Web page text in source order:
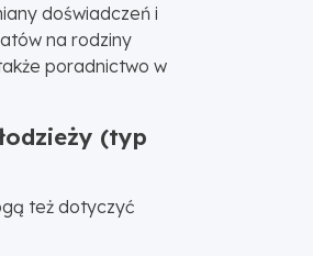
doświadczeń i
na rodziny
poradnictwo w
(typ
też dotyczyć